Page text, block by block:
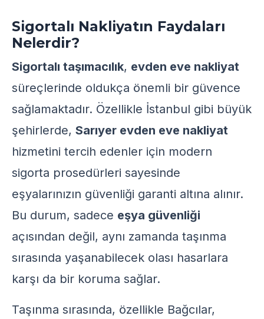
Sigortalı Nakliyatın Faydaları
Nelerdir?
Sigortalı taşımacılık, evden eve nakliyat
süreçlerinde oldukça önemli bir güvence
sağlamaktadır. Özellikle İstanbul gibi büyük
şehirlerde, Sarıyer evden eve nakliyat
hizmetini tercih edenler için modern
sigorta prosedürleri sayesinde
eşyalarınızın güvenliği garanti altına alınır.
Bu durum, sadece eşya güvenliği
açısından değil, aynı zamanda taşınma
sırasında yaşanabilecek olası hasarlara
karşı da bir koruma sağlar.
Taşınma sırasında, özellikle Bağcılar,